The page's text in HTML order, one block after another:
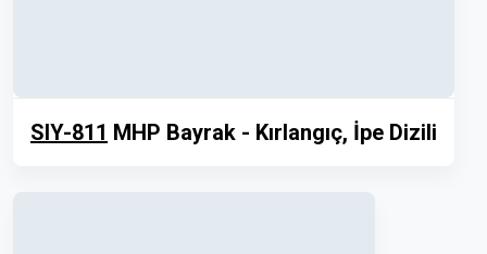
SIY-811 MHP Bayrak - Kırlangıç, İpe Dizili